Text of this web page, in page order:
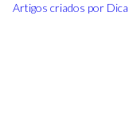
Artigos criados por